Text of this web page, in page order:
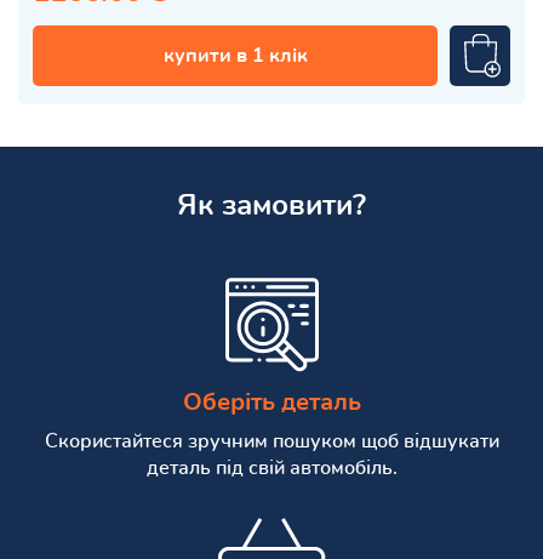
купити в 1 клік
Як замовити?
Оберіть деталь
Скористайтеся зручним пошуком щоб відшукати
деталь під свій автомобіль.